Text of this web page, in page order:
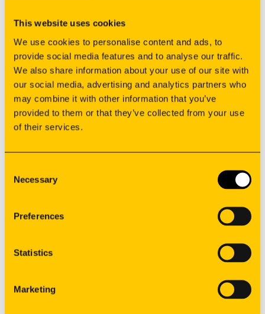
This website uses cookies
We use cookies to personalise content and ads, to
provide social media features and to analyse our traffic.
We also share information about your use of our site with
our social media, advertising and analytics partners who
may combine it with other information that you’ve
provided to them or that they’ve collected from your use
of their services.
Selection
Necessary
Preferences
Statistics
Marketing
Baixar
POCI-02-0853-FEDER-018902 E POCI-
03-3560-FSE-01890
Alargamento da oferta de produtos (novos produtos),
implementação de uma estratégia de internacionalização.
Baixar
Subscreva a nossa newsletter